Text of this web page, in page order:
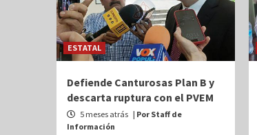
ESTATAL
Defiende Canturosas Plan B y
descarta ruptura con el PVEM
5 meses atrás | Por Staff de
Información